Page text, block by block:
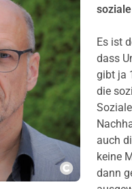
Copyright
Es ist
dass
gibt ja
die
auch
keine
dann